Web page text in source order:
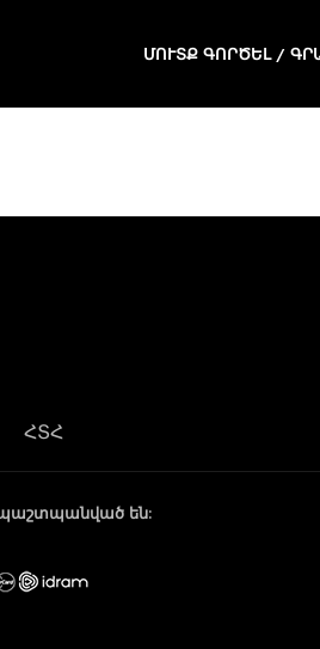
ՄՈՒՏՔ ԳՈՐԾԵԼ /
ՀՏՀ
պաշտպանված են: